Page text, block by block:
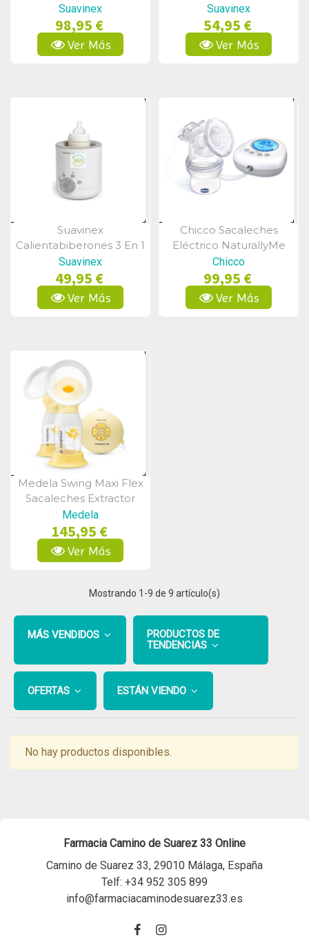
Suavinex
98,95 €
Ver Más
Suavinex
54,95 €
Ver Más
Vista Rápida
Suavinex
Calientabiberones 3 En 1
Suavinex
49,95 €
Ver Más
Vista Rápida
Chicco Sacaleches
Eléctrico NaturallyMe
Chicco
99,95 €
Ver Más
Vista Rápida
Medela Swing Maxi Flex
Sacaleches Extractor
Eléctrico
Medela
145,95 €
Ver Más
Mostrando 1 -9 de 9 artículo(s)
MÁS VENDIDOS
PRODUCTOS DE
TENDENCIAS
OFERTAS ESTÁN VIENDO
No hay productos disponibles.
Farmacia Camino de Suarez 33 Online
Camino de Suarez 33, 29010 Málaga, España
Telf: +34 952 305 899
info@farmaciacaminodesuarez33.es